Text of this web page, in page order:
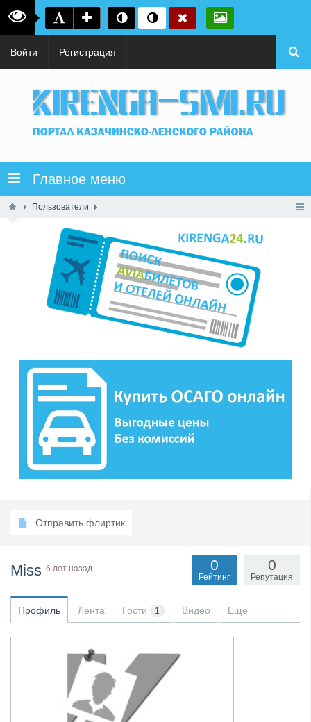
Войти Регистрация
Главное меню
Пользователи
Отправить флиртик
Miss 6 лет назад 0
Репутация
0
Рейтинг
Профиль Лента Гости 1 Видео Еще